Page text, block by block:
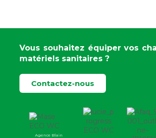
Vous souhaitez équiper vos
matériels sanitaires ?
Contactez-nous
Agence Blain